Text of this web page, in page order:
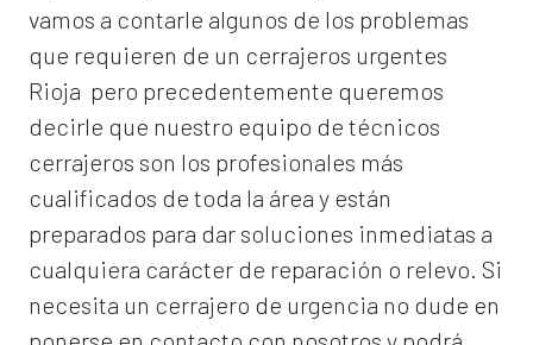
vamos a contarle algunos de los problemas
que requieren de un cerrajeros urgentes
Rioja pero precedentemente queremos
decirle que nuestro equipo de técnicos
cerrajeros son los profesionales más
cualificados de toda la área y están
preparados para dar soluciones inmediatas a
cualquiera carácter de reparación o relevo. Si
necesita un cerrajero de urgencia no dude en